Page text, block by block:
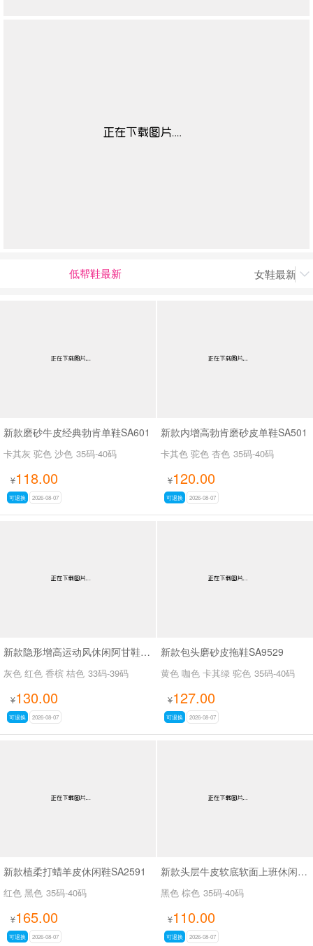
低帮鞋最新 女鞋最新上

新款磨砂牛皮经典勃肯单鞋SA601
卡其灰 驼色 沙色 35码-40码
¥118.00
可退换 2026-08-07
新款内增高勃肯磨砂皮单鞋SA501
卡其色 驼色 杏色 35码-40码
¥120.00
可退换 2026-08-07
新款隐形增高运动风休闲阿甘鞋SA54133
灰色 红色 香槟 桔色 33码-39码
¥130.00
可退换 2026-08-07
新款包头磨砂皮拖鞋SA9529
黄色 咖色 卡其绿 驼色 35码-40码
¥127.00
可退换 2026-08-07
新款植柔打蜡羊皮休闲鞋SA2591
红色 黑色 35码-40码
¥165.00
可退换 2026-08-07
新款头层牛皮软底软面上班休闲百搭女鞋SA3089
黑色 棕色 35码-40码
¥110.00
可退换 2026-08-07